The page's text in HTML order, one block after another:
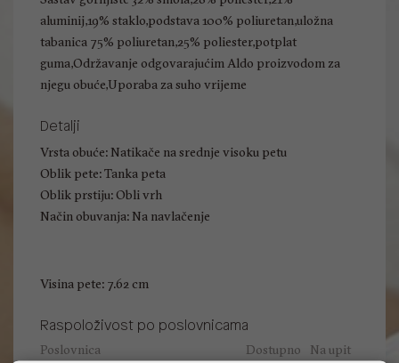
aluminij,19% staklo,podstava 100% poliuretan,uložna
tabanica 75% poliuretan,25% poliester,potplat
guma,Održavanje odgovarajućim Aldo proizvodom za
njegu obuće,Uporaba za suho vrijeme
Detalji
Vrsta obuće: Natikače na srednje visoku petu
Oblik pete: Tanka peta
Oblik prstiju: Obli vrh
Način obuvanja: Na navlačenje
Visina pete: 7.62 cm
Raspoloživost po poslovnicama
Poslovnica Dostupno Na upit